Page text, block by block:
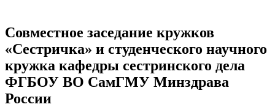
Совместное заседание кружков
«Сестричка» и студенческого научного
кружка кафедры сестринского дела
ФГБОУ ВО СамГМУ Минздрава
России